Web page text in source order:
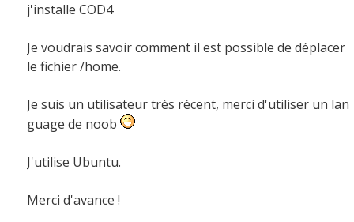
j'installe COD4
Je voudrais savoir comment il est possible de déplacer
le fichier /home.
Je suis un utilisateur très récent, merci d'utiliser un lan
guage de noob
J'utilise Ubuntu.
Merci d'avance !